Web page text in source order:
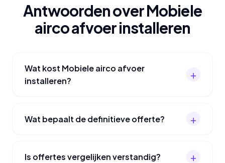
Antwoorden over Mobiele
airco afvoer installeren
Wat kost Mobiele airco afvoer
installeren?
Wat bepaalt de definitieve offerte?
Is offertes vergelijken verstandig?